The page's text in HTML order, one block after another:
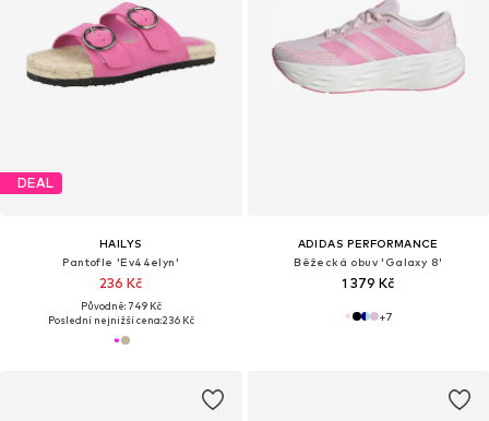
DEAL
HAILYS
Pantofle 'Ev44elyn'
236 Kč
Původně: 749 Kč
Poslední nejnižší cena:236 Kč
ADIDAS PERFORMANCE
Běžecká obuv 'Galaxy 8'
1 379 Kč
+7